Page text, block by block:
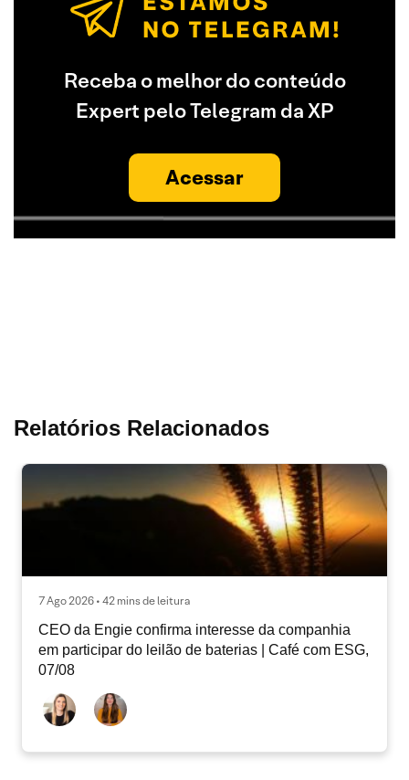
Receba o melhor do conteúdo
Expert pelo Telegram da XP
Acessar
Relatórios Relacionados
7 Ago 2026 • 42 mins de leitura
CEO da Engie confirma interesse da companhia
em participar do leilão de baterias | Café com ESG,
07/08